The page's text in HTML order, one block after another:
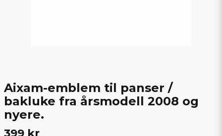
Aixam-emblem til panser /
bakluke fra årsmodell 2008 og
nyere.
399 kr